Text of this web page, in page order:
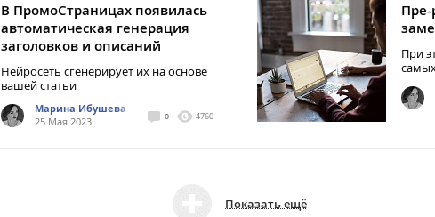
В ПромоСтраницах появилась
автоматическая генерация
заголовков и описаний
Нейросеть сгенерирует их на основе
вашей статьи
Марина Ибушева
25 Мая 2023
0 4760
При
Показать ещё